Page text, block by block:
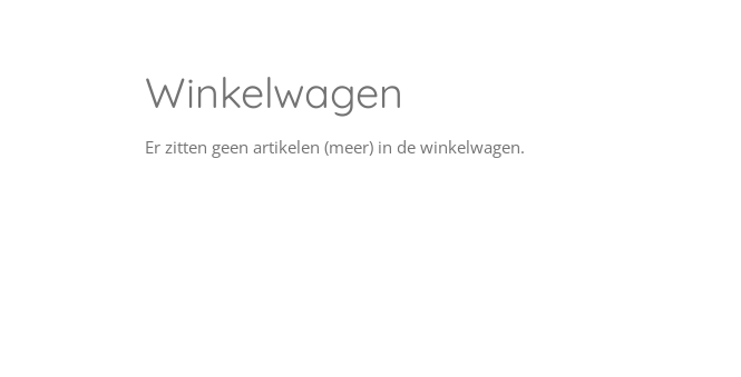
Winkelwagen
Er zitten geen artikelen (meer) in de winkelwagen.